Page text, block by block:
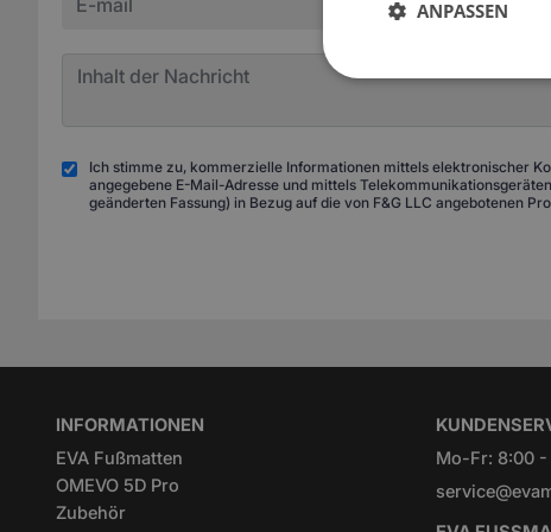
Ich stimme zu, kommerzielle Informationen mittels elektronischer
angegebene E-Mail-Adresse und mittels
geänderten Fassung) in Bezug auf die von F&G LLC angebotenen
INFORMATIONEN
EVA Fußmatten
OMEVO 5D Pro
Zubehör
Mo-Fr: 8:00 -
ANPASSEN